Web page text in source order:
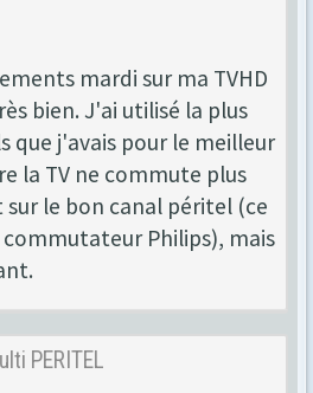
mardi sur ma TVHD
bien. J'ai utilisé la plus
que j'avais pour le meilleur
la TV ne commute plus
le bon canal péritel (ce
Philips), mais
PERITEL